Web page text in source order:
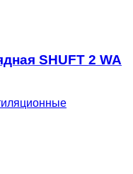
SHUFT 2 WA